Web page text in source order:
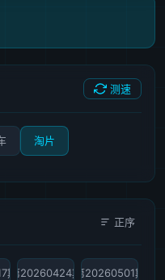
测速
淘片
正序
期第20260424期第20260501期